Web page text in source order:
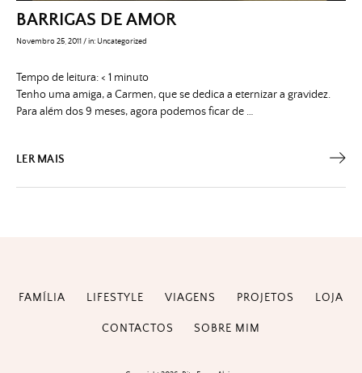
BARRIGAS DE AMOR
Novembro 25, 2011/in: Uncategorized
Tempo de leitura:< 1 minuto
Tenho uma amiga, a Carmen, que se dedica a eternizar a gravidez.
Para além dos 9 meses, agora podemos ficar de …
LER MAIS
FAMÍLIA LIFESTYLE VIAGENS PROJETOS LOJA
CONTACTOS SOBRE MIM